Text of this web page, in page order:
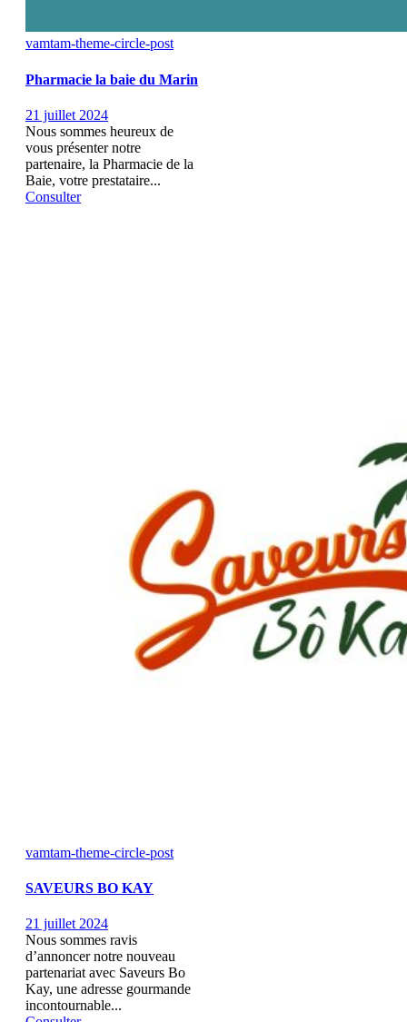
vamtam-theme-circle-post
Pharmacie la baie du Marin
21 juillet 2024
Nous sommes heureux de
vous présenter notre
partenaire, la Pharmacie de la
Baie, votre prestataire...
Consulter
vamtam-theme-circle-post
SAVEURS BO KAY
21 juillet 2024
Nous sommes ravis
d’annoncer notre nouveau
partenariat avec Saveurs Bo
Kay, une adresse gourmande
incontournable...